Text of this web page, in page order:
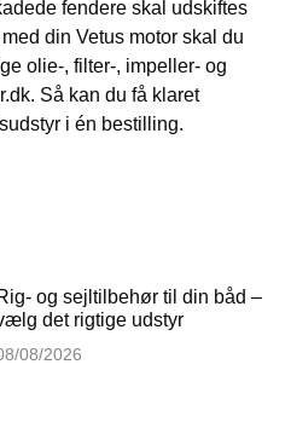
fendere skal udskiftes
din Vetus motor skal du
olie-, filter-, impeller- og
Så kan du få klaret
i én bestilling.
og sejltilbehør til din båd –
det rigtige udstyr
08/2026